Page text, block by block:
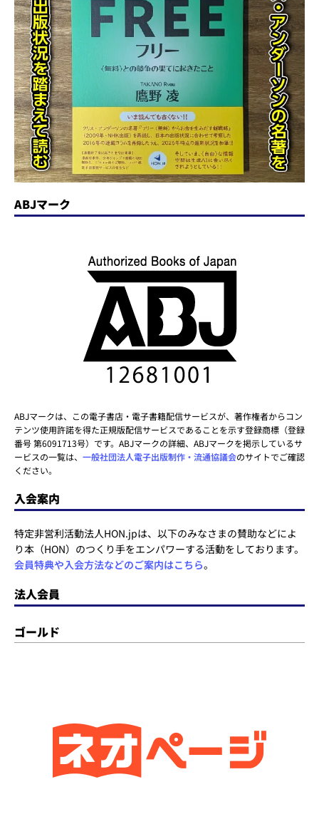
ABJマーク
ABJマークは、この電子書店・電子書籍配信サービスが、著作権者からコン
テンツ使用許諾を得た正規版配信サービスであることを示す登録商標（登録
番号 第6091713号）です。ABJマークの詳細、ABJマークを掲示しているサ
ービスの一覧は、 一般社団法人電子出版制作・流通協議会のサイトでご確認
ください。
入会案内
特定非営利活動法人HON.jpは、以下のみなさまの賛助などによ
り本（HON）のつくり手をエンパワーする活動をしております。
会員特典や入会方法などのご案内はこちら。
法人会員
ゴールド